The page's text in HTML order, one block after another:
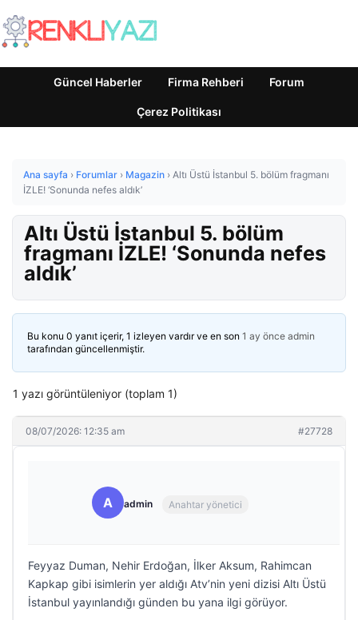
Güncel Haberler Firma Rehberi Forum
Çerez Politikası
Ana sayfa › Forumlar › Magazin › Altı Üstü İstanbul 5. bölüm fragmanı
İZLE! ‘Sonunda nefes aldık’
Altı Üstü İstanbul 5. bölüm
fragmanı İZLE! ‘Sonunda nefes
aldık’
Bu konu 0 yanıt içerir, 1 izleyen vardır ve en son 1 ay önce admin
tarafından güncellenmiştir.
1 yazı görüntüleniyor (toplam 1)
08/07/2026: 12:35 am #27728
A admin Anahtar yönetici
Feyyaz Duman, Nehir Erdoğan, İlker Aksum, Rahimcan
Kapkap gibi isimlerin yer aldığı Atv’nin yeni dizisi Altı Üstü
İstanbul yayınlandığı günden bu yana ilgi görüyor.